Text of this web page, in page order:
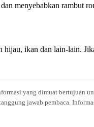
menyebabkan rambut
ikan dan lain-lain.
yang dimuat bertujuan
jawab pembaca.